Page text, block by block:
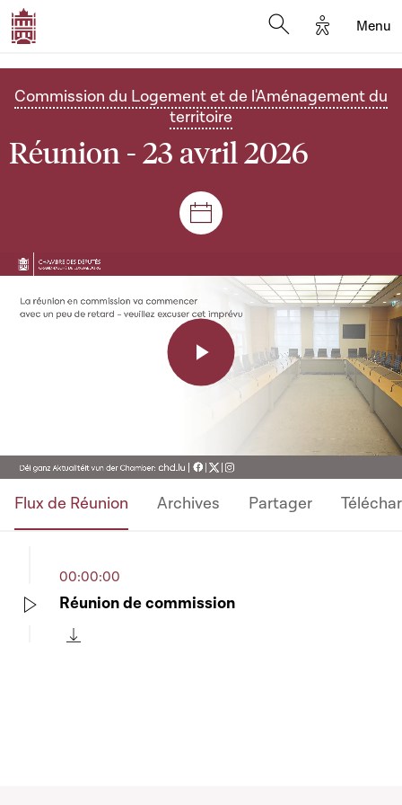
Options
Menu
Commission du Logement et de l'Aménagement du
territoire
Réunion - 23 avril 2026
Séances et réunions
Play
Flux de Réunion Archives Partager
00:00:00
Réunion de commission